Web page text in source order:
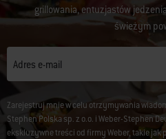
grillowania, entuzjastów
świeżym
Adres e-mail
Zarejestruj mnie w celu otrzymywania
Stephen Polska sp. z o.o. i Weber-Stephen
ekskluzywne treści od firmy Weber, takie